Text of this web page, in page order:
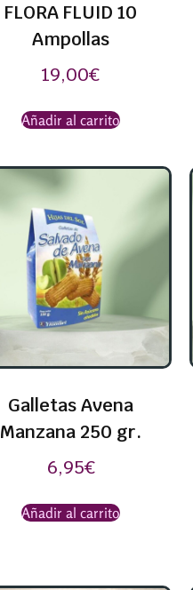
FLORA FLUID 10
Ampollas
19,00€
Añadir al carrito
Galletas Avena
Manzana 250 gr.
6,95€
Añadir al carrito